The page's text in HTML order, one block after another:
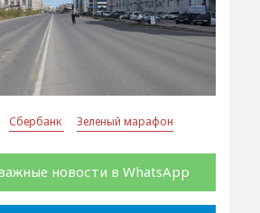
Сбербанк Зеленый марафон
новости в WhatsApp